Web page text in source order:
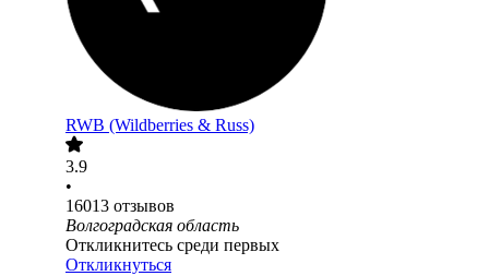
RWB (Wildberries & Russ)
3.9
•
16013 отзывов
Волгоградская область
Откликнитесь среди первых
Откликнуться